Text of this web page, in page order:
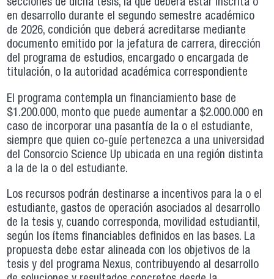
secciones de dicha tesis, la que deberá estar inscrita o
en desarrollo durante el segundo semestre académico
de 2026, condición que deberá acreditarse mediante
documento emitido por la jefatura de carrera, dirección
del programa de estudios, encargado o encargada de
titulación, o la autoridad académica correspondiente
El programa contempla un financiamiento base de
$1.200.000, monto que puede aumentar a $2.000.000 en
caso de incorporar una pasantía de la o el estudiante,
siempre que quien co-guíe pertenezca a una universidad
del Consorcio Science Up ubicada en una región distinta
a la de la o del estudiante.
Los recursos podrán destinarse a incentivos para la o el
estudiante, gastos de operación asociados al desarrollo
de la tesis y, cuando corresponda, movilidad estudiantil,
según los ítems financiables definidos en las bases. La
propuesta debe estar alineada con los objetivos de la
tesis y del programa Nexus, contribuyendo al desarrollo